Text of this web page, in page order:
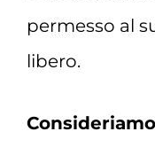
permesso al
libero.